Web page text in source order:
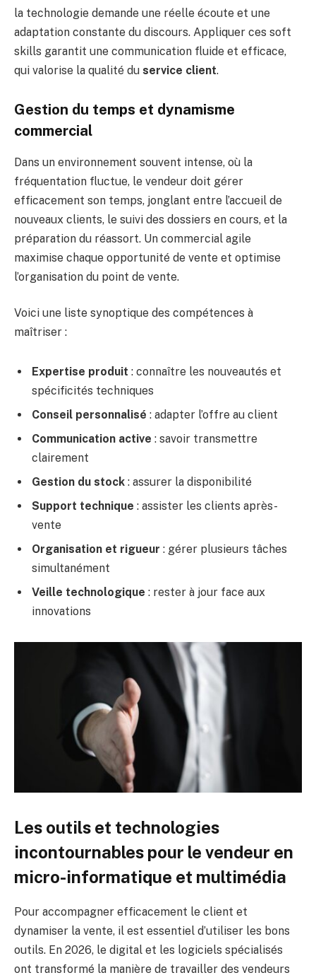
la technologie demande une réelle écoute et une
adaptation constante du discours. Appliquer ces soft
skills garantit une communication fluide et efficace,
qui valorise la qualité du service client.
Gestion du temps et dynamisme
commercial
Dans un environnement souvent intense, où la
fréquentation fluctue, le vendeur doit gérer
efficacement son temps, jonglant entre l’accueil de
nouveaux clients, le suivi des dossiers en cours, et la
préparation du réassort. Un commercial agile
maximise chaque opportunité de vente et optimise
l’organisation du point de vente.
Voici une liste synoptique des compétences à
maîtriser :
Expertise produit : connaître les nouveautés et
spécificités techniques
Conseil personnalisé : adapter l’offre au client
Communication active : savoir transmettre
clairement
Gestion du stock : assurer la disponibilité
Support technique : assister les clients après-
vente
Organisation et rigueur : gérer plusieurs tâches
simultanément
Veille technologique : rester à jour face aux
innovations
Les outils et technologies
incontournables pour le vendeur en
micro-informatique et multimédia
Pour accompagner efficacement le client et
dynamiser la vente, il est essentiel d’utiliser les bons
outils. En 2026, le digital et les logiciels spécialisés
ont transformé la manière de travailler des vendeurs